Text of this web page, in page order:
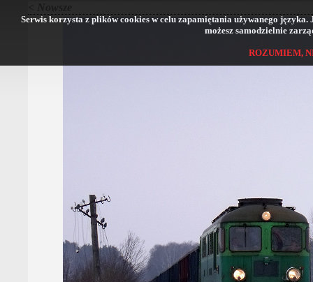
Serwis korzysta z plików cookies w celu zapamiętania używanego
możesz samodzielnie
ROZUMIEM,